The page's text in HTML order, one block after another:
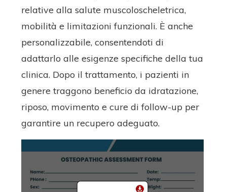
relative alla salute muscoloscheletrica,
mobilità e limitazioni funzionali. È anche
personalizzabile, consentendoti di
adattarlo alle esigenze specifiche della tua
clinica. Dopo il trattamento, i pazienti in
genere traggono beneficio da idratazione,
riposo, movimento e cure di follow-up per
garantire un recupero adeguato.